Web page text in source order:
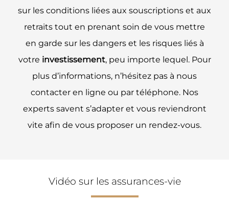
sur les conditions liées aux souscriptions et aux
retraits tout en prenant soin de vous mettre
en garde sur les dangers et les risques liés à
votre investissement, peu importe lequel. Pour
plus d’informations, n’hésitez pas à nous
contacter en ligne ou par téléphone. Nos
experts savent s’adapter et vous reviendront
vite afin de vous proposer un rendez-vous.
Vidéo sur les assurances-vie